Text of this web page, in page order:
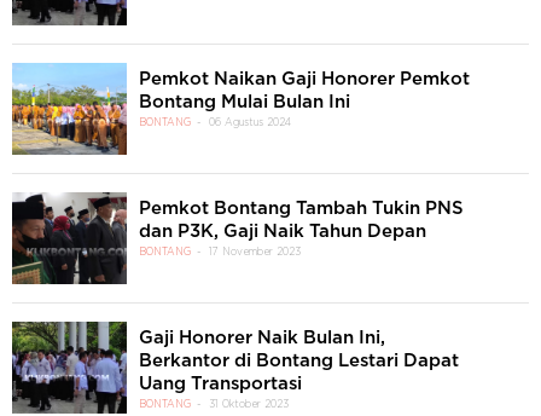
Pemkot Naikan Gaji Honorer Pemkot
Bontang Mulai Bulan Ini
BONTANG 06 Agustus 2024
Pemkot Bontang Tambah Tukin PNS
dan P3K, Gaji Naik Tahun Depan
BONTANG 17 November 2023
Gaji Honorer Naik Bulan Ini,
Berkantor di Bontang Lestari Dapat
Uang Transportasi
BONTANG 31 Oktober 2023